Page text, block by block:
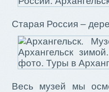
Старая Россия –
Весь музей мы